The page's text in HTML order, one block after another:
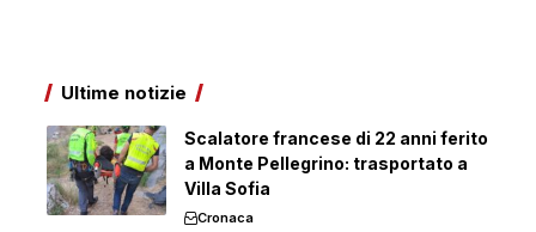
Ultime notizie
Scalatore francese di 22 anni ferito
a Monte Pellegrino: trasportato a
Villa Sofia
Cronaca